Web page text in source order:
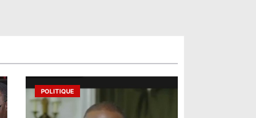
POLITIQUE